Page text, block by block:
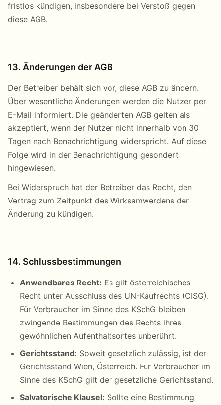
fristlos kündigen, insbesondere bei Verstoß gegen
diese AGB.
13. Änderungen der AGB
Der Betreiber behält sich vor, diese AGB zu ändern.
Über wesentliche Änderungen werden die Nutzer per
E-Mail informiert. Die geänderten AGB gelten als
akzeptiert, wenn der Nutzer nicht innerhalb von 30
Tagen nach Benachrichtigung widerspricht. Auf diese
Folge wird in der Benachrichtigung gesondert
hingewiesen.
Bei Widerspruch hat der Betreiber das Recht, den
Vertrag zum Zeitpunkt des Wirksamwerdens der
Änderung zu kündigen.
14. Schlussbestimmungen
Anwendbares Recht: Es gilt österreichisches
Recht unter Ausschluss des UN-Kaufrechts (CISG).
Für Verbraucher im Sinne des KSchG bleiben
zwingende Bestimmungen des Rechts ihres
gewöhnlichen Aufenthaltsortes unberührt.
Gerichtsstand: Soweit gesetzlich zulässig, ist der
Gerichtsstand Wien, Österreich. Für Verbraucher im
Sinne des KSchG gilt der gesetzliche Gerichtsstand.
Salvatorische Klausel: Sollte eine Bestimmung